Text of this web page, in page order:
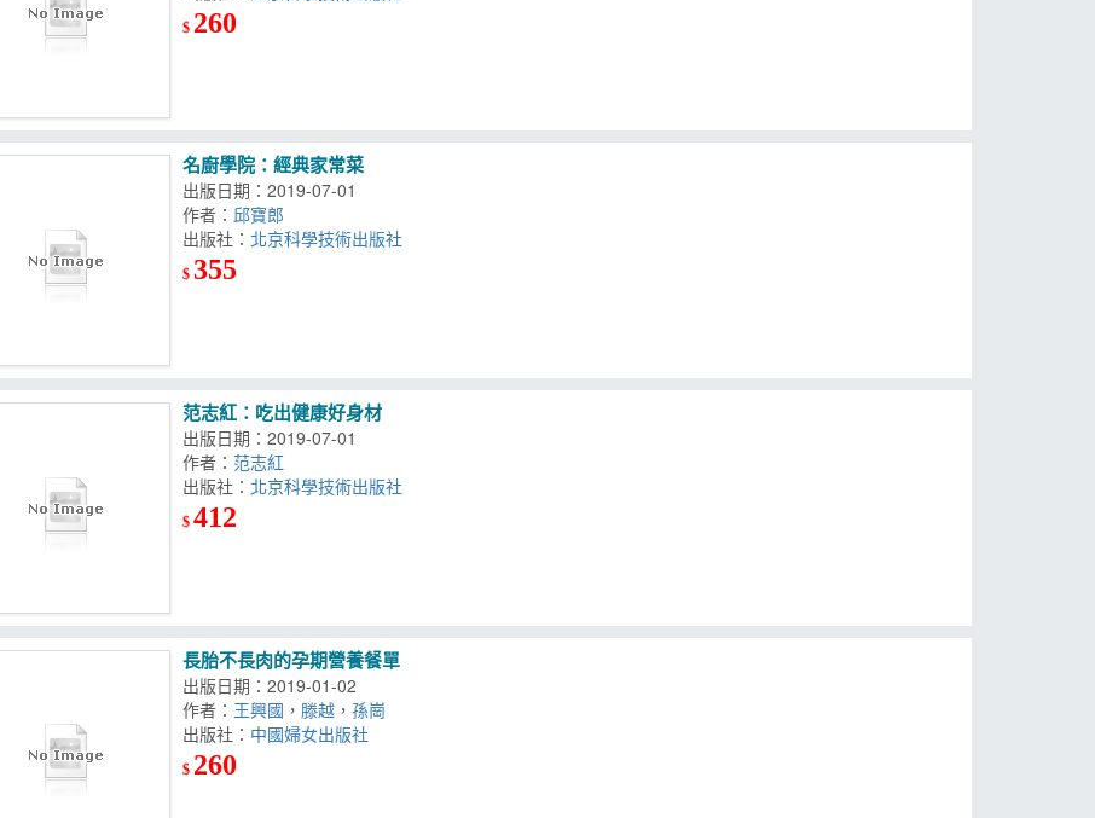
$ 260
名廚學院：經典家常菜
出版日期：2019-07-01
作者： 邱寶郎
出版社： 北京科學技術出版社
$ 355
范志紅：吃出健康好身材
出版日期：2019-07-01
作者：范志紅
出版社： 北京科學技術出版社
$412
長胎不長肉的孕期營養餐單
出版日期：2019-01-02
作者： 王興國 ， 滕越 ，孫崗
出版社： 中國婦女出版社
$ 260